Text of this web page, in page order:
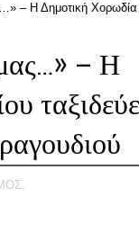
– Η Δημοτική Χορωδία
– Η